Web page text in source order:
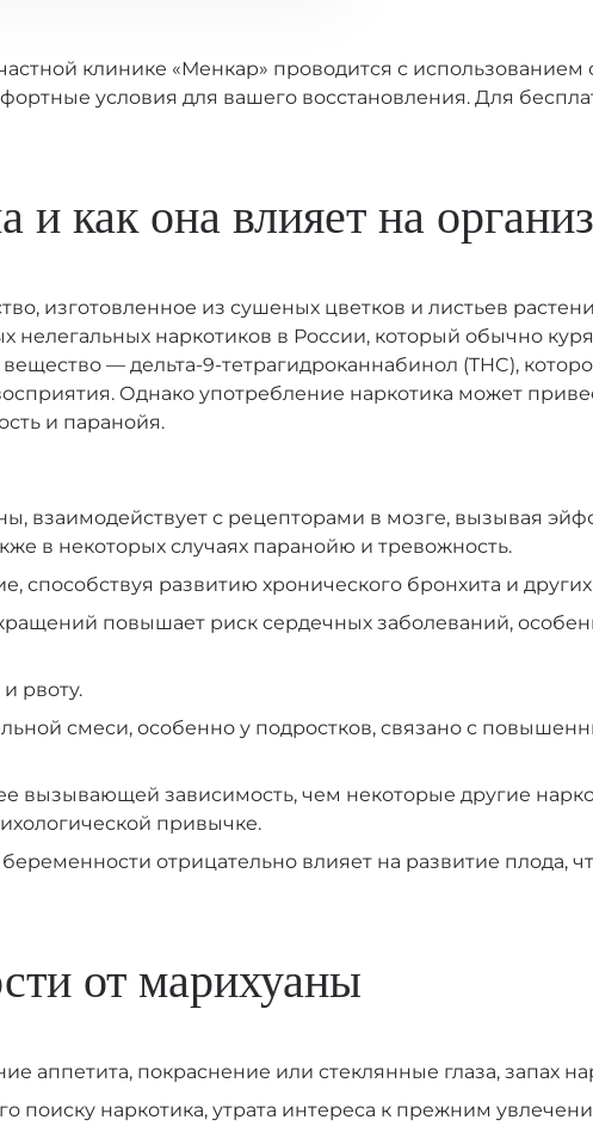
клинике «Менкар» проводится с
условия для вашего восстановления. Для
и как она влияет на
изготовленное из сушеных цветков и листьев
нелегальных наркотиков в России, который обычно
— дельта-9-тетрагидроканнабинол (THC),
Однако употребление наркотика может
и паранойя.
взаимодействует с рецепторами в мозге, вызывая
в некоторых случаях паранойю и тревожность.
способствуя развитию хронического бронхита и
повышает риск сердечных заболеваний,
рвоту.
смеси, особенно у подростков, связано с
вызывающей зависимость, чем некоторые другие
привычке.
отрицательно влияет на развитие плода,
от марихуаны
аппетита, покраснение или стеклянные глаза, запах
наркотика, утрата интереса к прежним